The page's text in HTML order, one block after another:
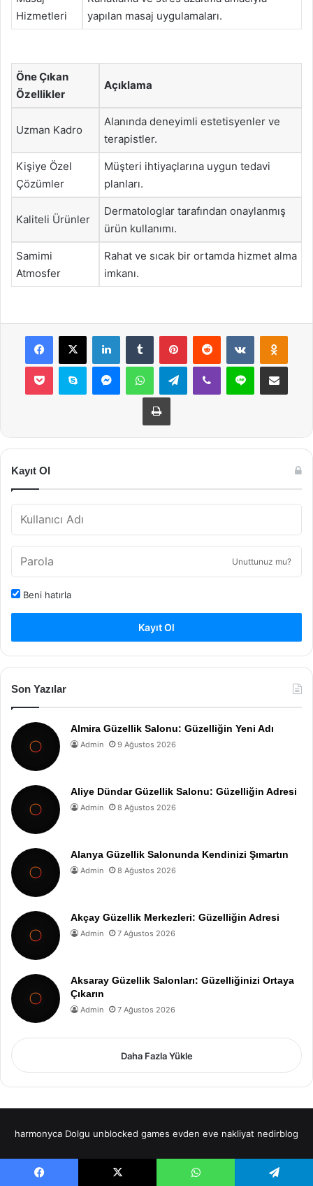
Hizmetleri
yapılan masaj uygulamaları.
Öne Çıkan
Özellikler
Açıklama
Uzman Kadro
Alanında deneyimli estetisyenler ve
terapistler.
Kişiye Özel
Çözümler
Müşteri ihtiyaçlarına uygun tedavi
planları.
Kaliteli Ürünler
Dermatologlar tarafından onaylanmış
ürün kullanımı.
Samimi
Atmosfer
Rahat ve sıcak bir ortamda hizmet alma
imkanı.
Facebook
X LinkedInTumblr PinterestReddit VKontakte
Pocket Skype MessengerWhatsAppTelegramViber Line E-Posta ile
Yazdır
Kayıt Ol
Unuttunuz mu?
Beni hatırla
Kayıt Ol
Son Yazılar
Almira Güzellik Salonu: Güzelliğin Yeni Adı
Admin 9 Ağustos 2026
Aliye Dündar Güzellik Salonu: Güzelliğin Adresi
Admin 8 Ağustos 2026
Alanya Güzellik Salonunda Kendinizi Şımartın
Admin 8 Ağustos 2026
Akçay Güzellik Merkezleri: Güzelliğin Adresi
Admin 7 Ağustos 2026
Aksaray Güzellik Salonları: Güzelliğinizi Ortaya
Çıkarın
Admin 7 Ağustos 2026
Daha Fazla Yükle
harmonyca Dolgu unblocked games evden eve nakliyat nedirblog